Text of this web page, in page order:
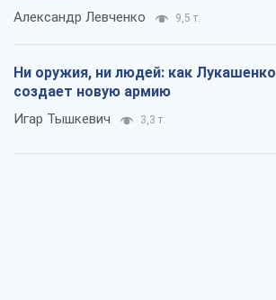
Александр Левченко 9,5 т.
Ни оружия, ни людей: как Лукашенко
создает новую армию
Игар Тышкевич 3,3 т.